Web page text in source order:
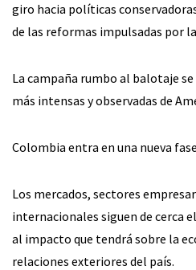
giro hacia políticas
de las reformas impulsadas por
La campaña rumbo al balotaje
más intensas y observadas de
Colombia entra en una nueva
Los mercados, sectores
internacionales siguen de cerca
al impacto que tendrá sobre la
relaciones exteriores del país.